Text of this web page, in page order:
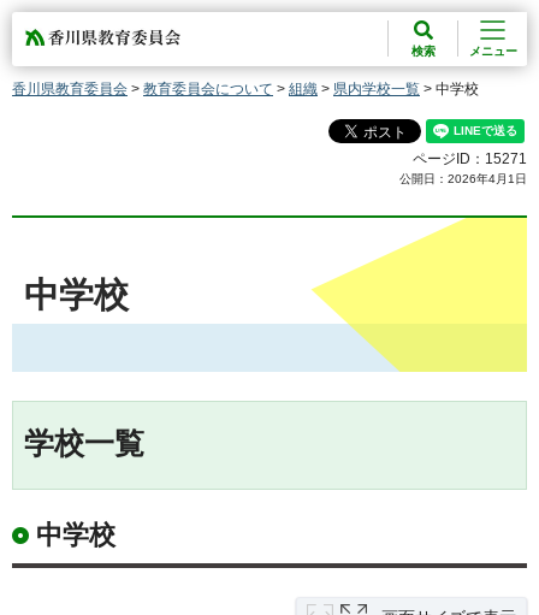
香川県教育委員会
検索 メニュー
香川県教育委員会 > 教育委員会について > 組織 > 県内学校一覧 > 中学校
ページID：15271
公開日：2026年4月1日
中学校
学校一覧
中学校